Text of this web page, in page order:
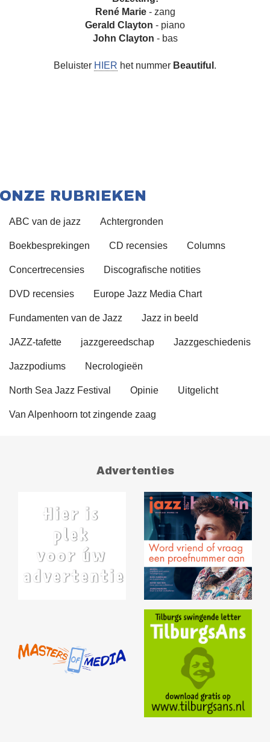
René Marie- zang
Gerald Clayton - piano
John Clayton - bas
Beluister HIER het nummer Beautiful .
ONZE RUBRIEKEN
ABC van de jazz Achtergronden
Boekbesprekingen CD recensies Columns
Concertrecensies Discografische notities
DVD recensies Europe Jazz Media Chart
Fundamenten van de Jazz Jazz in beeld
JAZZ-tafette jazzgereedschap Jazzgeschiedenis
Jazzpodiums Necrologieën
North Sea Jazz Festival Opinie Uitgelicht
Van Alpenhoorn tot zingende zaag
Advertenties